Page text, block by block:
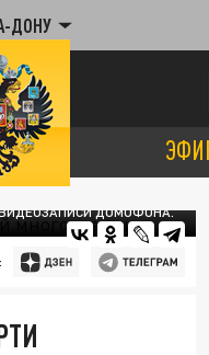
ДОНУ
ДОМОФОНА.